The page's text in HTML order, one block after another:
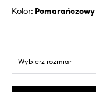
Kolor: pomarańczowy
Wybierz rozmiar